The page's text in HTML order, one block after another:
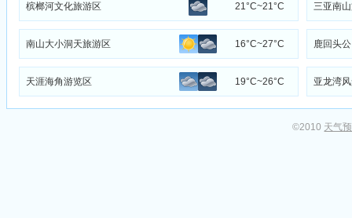
槟榔河文化旅游区 21°C~21°C 三亚南
南山大小洞天旅游区 16°C~27°C 鹿回头
天涯海角游览区 19°C~26°C 亚龙湾
©2010 天气